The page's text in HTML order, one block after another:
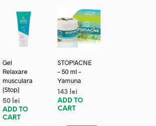
Gel
Relaxare
musculara
(Stop)
50 lei
ADD TO
CART
STOP!ACNE
– 50 ml –
Yamuna
143
lei
ADD TO
CART